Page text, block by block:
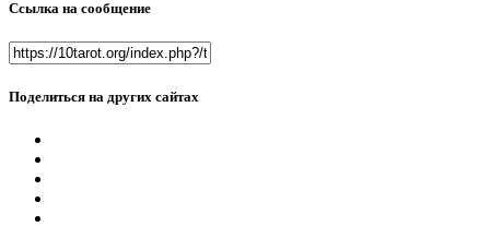
Ссылка на сообщение
Поделиться на других сайтах